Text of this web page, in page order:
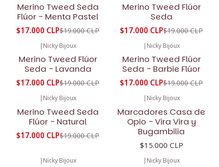
Merino Tweed Seda
Flúor - Menta Pastel
$17.000 CLP$19.000 CLP
Merino Tweed Flúor
Seda
$17.000 CLP$19.000 CLP
| Nicky Bijoux
Merino Tweed Flúor
Seda - Lavanda
$17.000 CLP$19.000 CLP
| Nicky Bijoux
Merino Tweed Flúor
Seda - Barbie Flúor
$17.000 CLP$19.000 CLP
| Nicky Bijoux
Merino Tweed Seda
Flúor - Natural
$17.000 CLP$19.000 CLP
| Nicky Bijoux
Marcadores Casa de
Opio - Vira Vira y
Bugambilia
$15.000 CLP
| Nicky Bijoux | Nicky Bijoux